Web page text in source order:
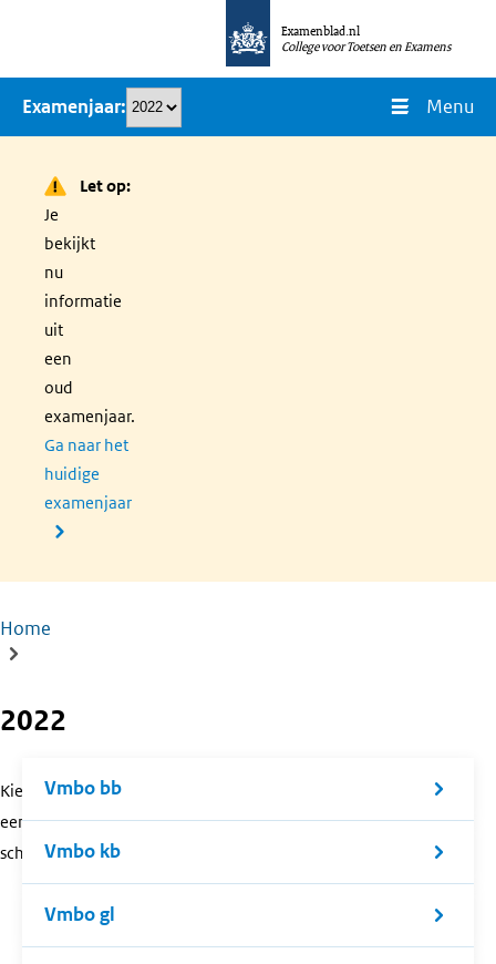
naar
inhoud
Examenblad.nl
College voor Toetsen en Examens
Examenjaar Menu
Let op:
Je
bekijkt
nu
informatie
uit
een
oud
examenjaar.
Ga naar het
huidige
examenjaar
Kruimelpad
Home
2022
Kies
een
schoolsoort.
Vmbo bb
Vmbo kb
Vmbo gl